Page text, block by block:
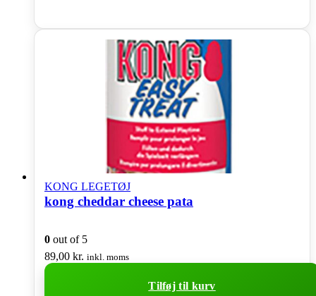
KONG LEGETØJ
kong cheddar cheese pata
0 out of 5
89,00 kr. inkl. moms
Tilføj til kurv